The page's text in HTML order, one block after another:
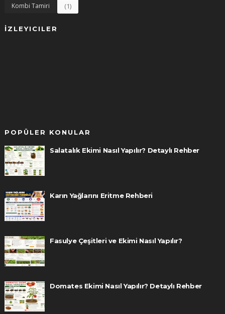
Kombi Tamiri (1)
İZLEYICILER
POPÜLER KONULAR
Salatalık Ekimi Nasıl Yapılır? Detaylı Rehber
Karın Yağlarını Eritme Rehberi
Fasulye Çeşitleri ve Ekimi Nasıl Yapılır?
Domates Ekimi Nasıl Yapılır? Detaylı Rehber